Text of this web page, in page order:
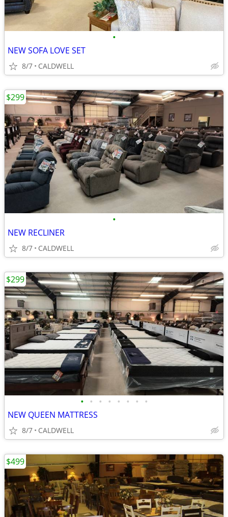
•
NEW SOFA LOVE SET
8/7 CALDWELL
•
NEW RECLINER
8/7 CALDWELL
$299
• • • • • • • •
NEW QUEEN MATTRESS
8/7 CALDWELL
$299
$499